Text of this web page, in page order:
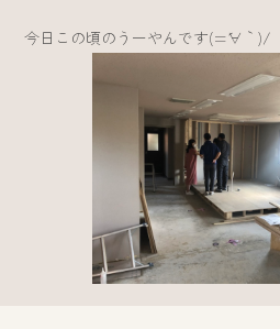
今日この頃のうーやんです(=´∀｀)/